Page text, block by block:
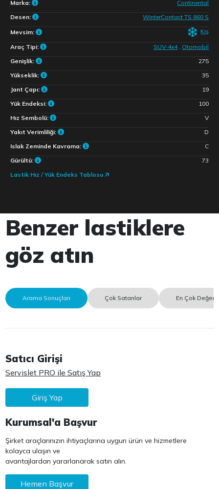
Marka:
Continental
Desen:
WinterContact TS 860 S
Mevsim: Kış
Araç Tipi: SUV-4x4
Otomobil
Genişlik:
275
Yükseklik:
35
Jant Çapı:
19
Yük Endeksi:
100
Hız Sembolü:
V
Yakıt Verimliliği:
D
Islak Zeminde Kavrama:
C
Gürültü:
73
Lastik Hız / Yük Endeks Tablosu
Benzer lastiklere
göz atın
Arama Sonuçları Çok Satanlar En Çok
Satıcı Girişi
Servislet PRO ile Satış Yap
Giriş Yap
Kurumsal'a Başvur
Şirket araçlarınızın ihtiyaçlarına uygun ürün ve hizmetlere
kolayca ulaşın ve
avantajlardan yararlanarak satın alın.
Hemen Başvur